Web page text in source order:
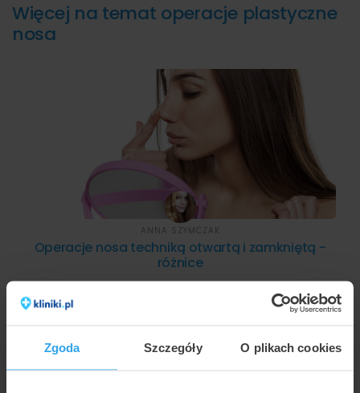
Zgoda Szczegóły O plikach cookies
Więcej na temat operacje plastyczne
nosa
Operacje nosa techniką otwartą i zamkniętą -
różnice
ANNA SZYMCZAK